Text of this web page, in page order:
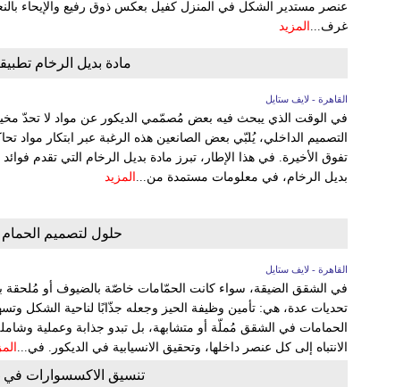
عنصر مستدير الشكل في المنزل كفيل بعكس ذوق رفيع والإيحاء
غرف...
المزيد
مادة بديل الرخام
القاهرة - لايف ستايل
في الوقت الذي يبحث فيه بعض مُصمّمي الديكور عن مواد لا تحدّ
التصميم الداخلي، يُلبّي بعض الصانعين هذه الرغبة عبر ابتكار مواد
تفوق الأخيرة. في هذا الإطار، تبرز مادة بديل الرخام التي تقدم
بديل الرخام، في معلومات مستمدة من... المزيد
حلول لتصميم
القاهرة - لايف ستايل
في الشقق الضيقة، سواء كانت الحمّامات خاصّة بالضيوف أو مُلحقة
تحديات عدة، هي: تأمين وظيفة الحيز وجعله جذّابًا لناحية الشكل
الحمامات في الشقق مُملّة أو متشابهة، بل تبدو جذابة وعملية
الانتباه إلى كل عنصر داخلها، وتحقيق الانسيابية في الديكور. في...
تنسيق الاكسسوارات في